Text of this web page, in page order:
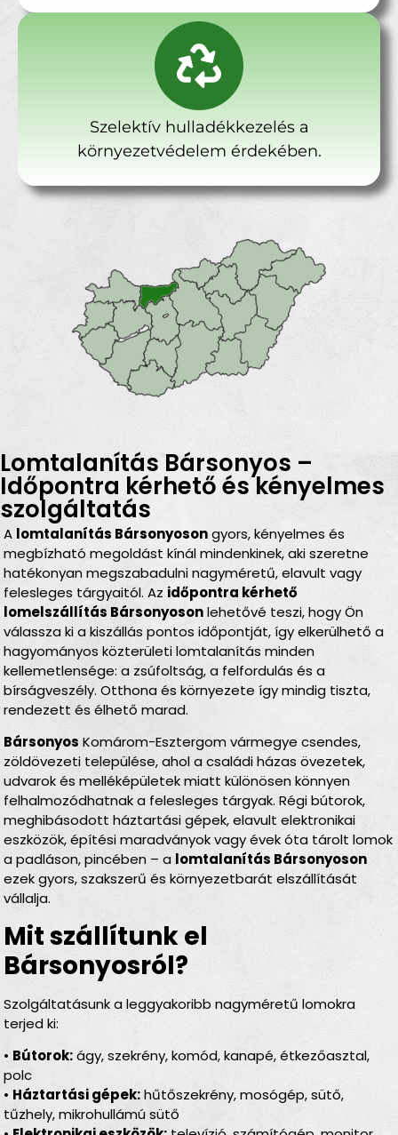
Szelektív hulladékkezelés a
környezetvédelem érdekében.
Lomtalanítás Bársonyos –
Időpontra kérhető és kényelmes
szolgáltatás
A lomtalanítás Bársonyosongyors, kényelmes és
megbízható megoldást kínál mindenkinek, aki szeretne
hatékonyan megszabadulni nagyméretű, elavult vagy
felesleges tárgyaitól. Az időpontra kérhető
lomelszállítás Bársonyosonlehetővé teszi, hogy Ön
válassza ki a kiszállás pontos időpontját, így elkerülhető a
hagyományos közterületi lomtalanítás minden
kellemetlensége: a zsúfoltság, a felfordulás és a
bírságveszély. Otthona és környezete így mindig tiszta,
rendezett és élhető marad.
Bársonyos Komárom-Esztergom vármegye csendes,
zöldövezeti települése, ahol a családi házas övezetek,
udvarok és melléképületek miatt különösen könnyen
felhalmozódhatnak a felesleges tárgyak. Régi bútorok,
meghibásodott háztartási gépek, elavult elektronikai
eszközök, építési maradványok vagy évek óta tárolt lomok
a padláson, pincében – a lomtalanítás Bársonyoson
ezek gyors, szakszerű és környezetbarát elszállítását
vállalja.
Mit szállítunk el
Bársonyosról?
Szolgáltatásunk a leggyakoribb nagyméretű lomokra
terjed ki:
• Bútorok:ágy, szekrény, komód, kanapé, étkezőasztal,
polc
• Háztartási gépek:hűtőszekrény, mosógép, sütő,
tűzhely, mikrohullámú sütő